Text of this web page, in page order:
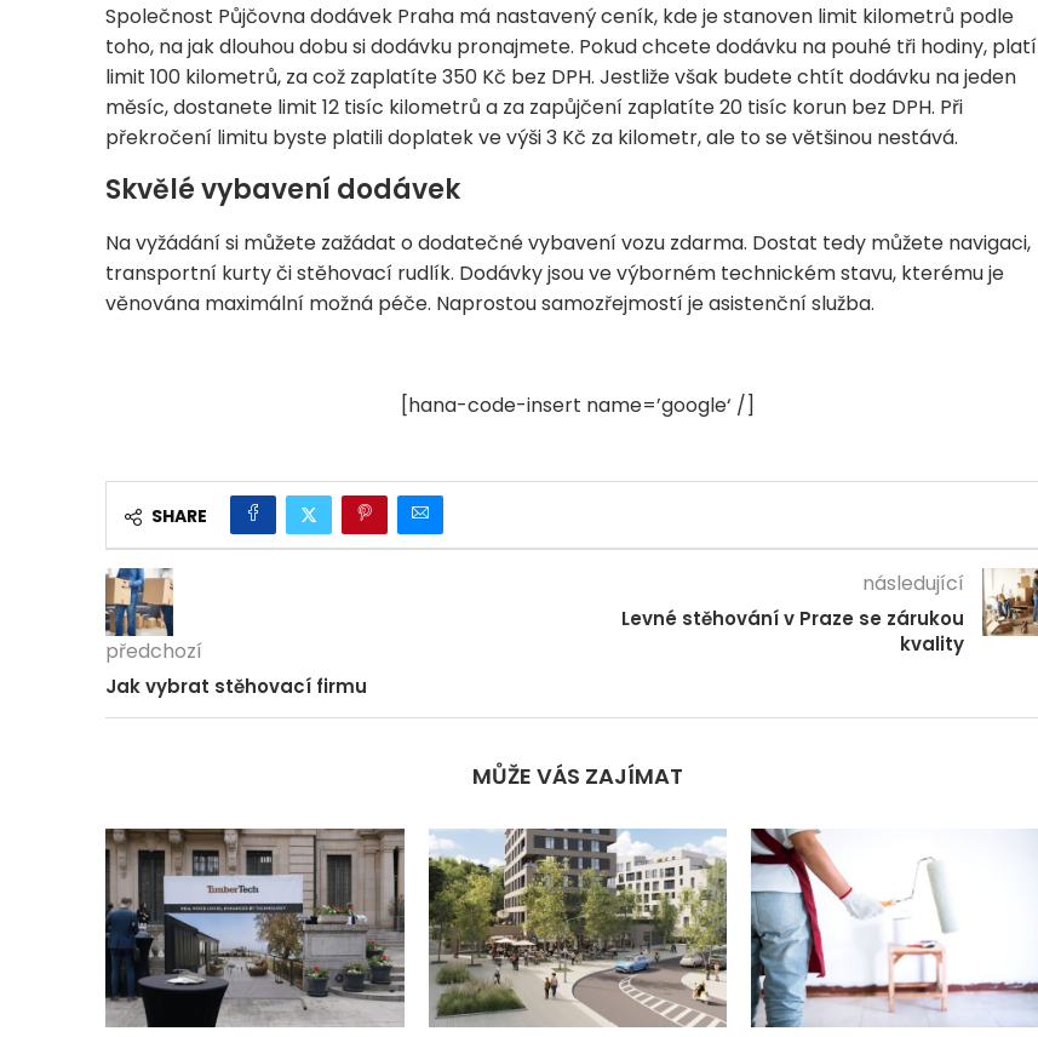
Společnost Půjčovna dodávek Praha má nastavený ceník, kde je stanoven limit kilometrů podle
toho, na jak dlouhou dobu si dodávku pronajmete. Pokud chcete dodávku na pouhé tři hodiny, platí
limit 100 kilometrů, za což zaplatíte 350 Kč bez DPH. Jestliže však budete chtít dodávku na jeden
měsíc, dostanete limit 12 tisíc kilometrů a za zapůjčení zaplatíte 20 tisíc korun bez DPH. Při
překročení limitu byste platili doplatek ve výši 3 Kč za kilometr, ale to se většinou nestává.
Skvělé vybavení dodávek
Na vyžádání si můžete zažádat o dodatečné vybavení vozu zdarma. Dostat tedy můžete navigaci,
transportní kurty či stěhovací rudlík. Dodávky jsou ve výborném technickém stavu, kterému je
věnována maximální možná péče. Naprostou samozřejmostí je asistenční služba.
[hana-code-insert name=’google‘ /]
SHARE
předchozí
Jak vybrat stěhovací firmu
následující
Levné stěhování v Praze se zárukou
kvality
MŮŽE VÁS ZAJÍMAT